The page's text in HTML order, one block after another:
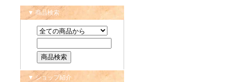
▼ 商品検索
▼ ショップ紹介